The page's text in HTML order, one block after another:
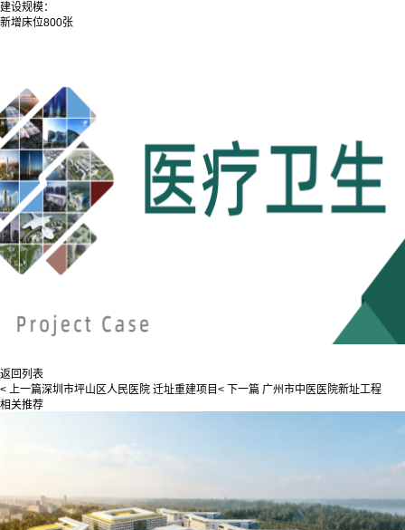
建设规模：
新增床位800张
返回列表
< 上一篇深圳市坪山区人民医院 迁址重建项目 < 下一篇 广州市中医医院新址工程
相关推荐